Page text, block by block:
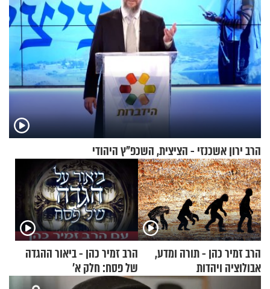
הרב ירון אשכנזי - הציצית, השכפ"ץ היהודי
הרב זמיר כהן - תורה ומדע,
אבולוציה ויהדות
הרב זמיר כהן - ביאור ההגדה
של פסח: חלק א’